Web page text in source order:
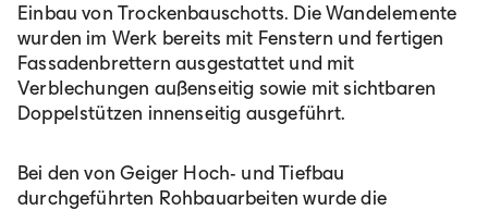
Einbau von Trockenbauschotts. Die Wandelemente
wurden im Werk bereits mit Fenstern und fertigen
Fassadenbrettern ausgestattet und mit
Verblechungen außenseitig sowie mit sichtbaren
Doppelstützen innenseitig ausgeführt.
Bei den von Geiger Hoch- und Tiefbau
durchgeführten Rohbauarbeiten wurde die